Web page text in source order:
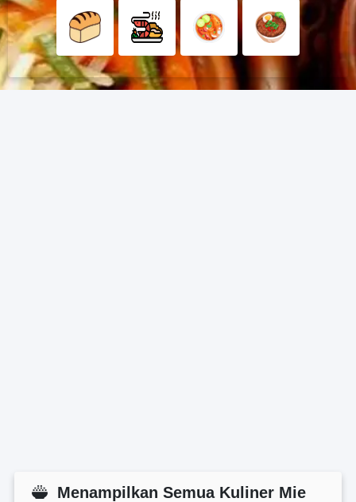
Menampilkan Semua Kuliner Mie